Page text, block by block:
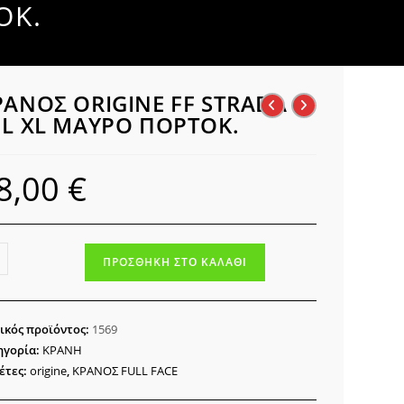
ORIGINE FF STRADA S
L XL ΜΑΥΡΟ ΠΟΡΤΟΚ.
€
ΠΡΟΣΘΉΚΗ ΣΤΟ ΚΑΛΆΘΙ
προϊόντος: 1569
ΚΡΑΝΗ
origine, ΚΡΑΝΟΣ FULL FACE